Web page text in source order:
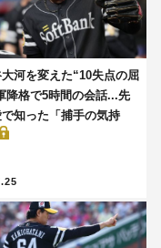
河を変えた“10失点の屈
降格で5時間の会話...先
知った「捕手の気持